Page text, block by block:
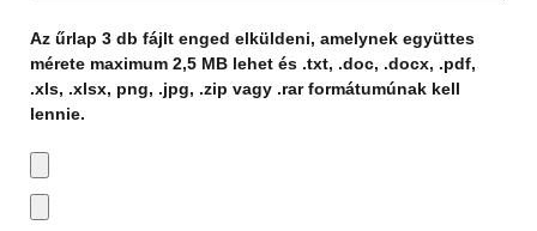
Az űrlap 3 db fájlt enged elküldeni, amelynek együttes
mérete maximum 2,5 MB lehet és .txt, .doc, .docx, .pdf,
.xls, .xlsx, png, .jpg, .zip vagy .rar formátumúnak kell
lennie.